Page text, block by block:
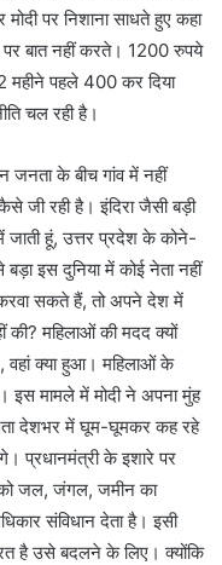
पर निशाना साधते हुए कहा
पर बात नहीं करते। 1200 रुपये
महीने पहले 400 कर दिया
चल रही है।
जनता के बीच गांव में नहीं
जी रही है। इंदिरा जैसी बड़ी
जाती हूं, उत्तर प्रदेश के कोने-
इस दुनिया में कोई नेता नहीं
सकते हैं, तो अपने देश में
की? महिलाओं की मदद क्यों
वहां क्या हुआ। महिलाओं के
मामले में मोदी ने अपना मुंह
नेता देशभर में घूम-घूमकर कह रहे
प्रधानमंत्री के इशारे पर
को जल, जंगल, जमीन का
संविधान देता है। इसी
है उसे बदलने के लिए। क्योंकि